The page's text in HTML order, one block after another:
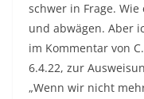
schwer in Frage.
und abwägen. Aber
im Kommentar von
6.4.22, zur
„Wenn wir nicht